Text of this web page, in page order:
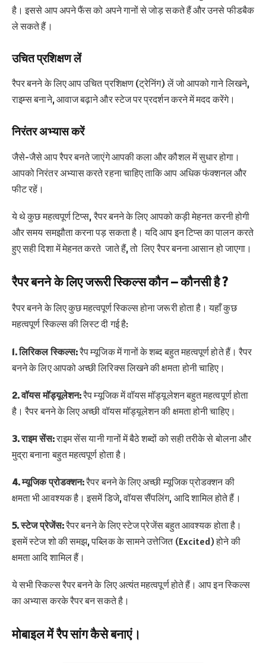
है। इससे आप अपने फैंस को अपने गानों से जोड़ सकते हैं और उनसे फीडबैक
ले सकते हैं।
उचित प्रशिक्षण लें
रैपर बनने के लिए आप उचित प्रशिक्षण (ट्रेनिंग) लें जो आपको गाने लिखने,
राइम्स बनाने, आवाज बढ़ाने और स्टेज पर प्रदर्शन करने में मदद करेंगे।
निरंतर अभ्यास करें
जैसे-जैसे आप रैपर बनते जाएंगे आपकी कला और कौशल में सुधार होगा।
आपको निरंतर अभ्यास करते रहना चाहिए ताकि आप अधिक फंक्शनल और
फीट रहें।
ये थे कुछ महत्वपूर्ण टिप्स, रैपर बनने के लिए आपको कड़ी मेहनत करनी होगी
और समय समझौता करना पड़ सकता है। यदि आप इन टिप्स का पालन करते
हुए सही दिशा में मेहनत करते जाते हैं, तो लिए रैपर बनना आसान हो जाएगा।
रैपर बनने के लिए जरूरी स्किल्स कौन – कौनसी है ?
रैपर बनने के लिए कुछ महत्वपूर्ण स्किल्स होना जरूरी होता है। यहाँ कुछ
महत्वपूर्ण स्किल्स की लिस्ट दी गई है:
1. लिरिकल स्किल्स:रैप म्यूजिक में गानों के शब्द बहुत महत्वपूर्ण होते हैं। रैपर
बनने के लिए आपको अच्छी लिरिक्स लिखने की क्षमता होनी चाहिए।
2. वॉयस मॉड्यूलेशन:रैप म्यूजिक में वॉयस मॉड्यूलेशन बहुत महत्वपूर्ण होता
है। रैपर बनने के लिए अच्छी वॉयस मॉड्यूलेशन की क्षमता होनी चाहिए।
3. राइम सेंस:राइम सेंस यानी गानों में बैठे शब्दों को सही तरीके से बोलना और
मुद्रा बनाना बहुत महत्वपूर्ण होता है।
4. म्यूजिक प्रोडक्शन:रैपर बनने के लिए अच्छी म्यूजिक प्रोडक्शन की
क्षमता भी आवश्यक है। इसमें डिजे, वॉयस सैंपलिंग, आदि शामिल होते हैं।
5. स्टेज प्रेजेंस:रैपर बनने के लिए स्टेज प्रेजेंस बहुत आवश्यक होता है।
इसमें स्टेज शो की समझ, पब्लिक के सामने उत्तेजित (Excited) होने की
क्षमता आदि शामिल हैं।
ये सभी स्किल्स रैपर बनने के लिए अत्यंत महत्वपूर्ण होते हैं। आप इन स्किल्स
का अभ्यास करके रैपर बन सकते है।
मोबाइल में रैप सांग कैसे बनाएं।